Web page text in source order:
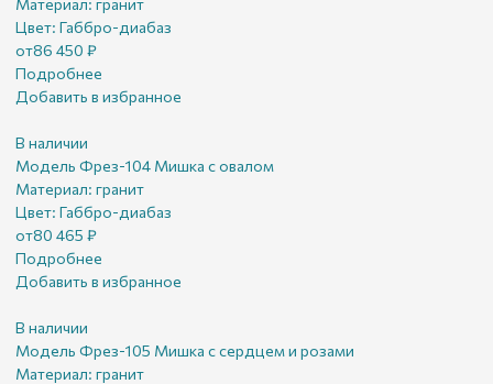
Материал: гранит
Цвет: Габбро-диабаз
от86 450 ₽
Подробнее
Добавить в избранное
В наличии
Модель Фрез-104 Мишка с овалом
Материал: гранит
Цвет: Габбро-диабаз
от80 465 ₽
Подробнее
Добавить в избранное
В наличии
Модель Фрез-105 Мишка с сердцем и розами
Материал: гранит